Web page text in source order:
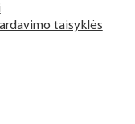
taisyklės